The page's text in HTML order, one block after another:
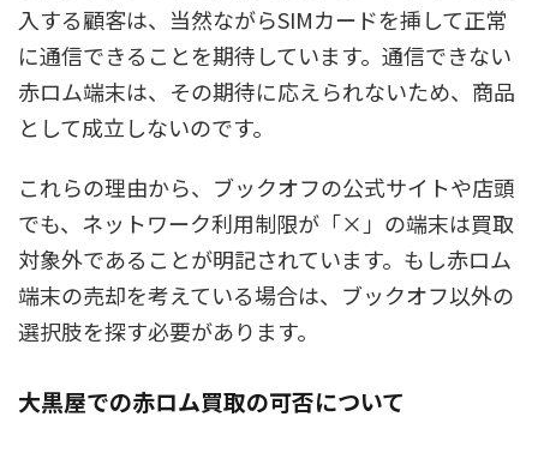
入する顧客は、当然ながらSIMカードを挿して正常
に通信できることを期待しています。通信できない
赤ロム端末は、その期待に応えられないため、商品
として成立しないのです。
これらの理由から、ブックオフの公式サイトや店頭
でも、ネットワーク利用制限が「×」の端末は買取
対象外であることが明記されています。もし赤ロム
端末の売却を考えている場合は、ブックオフ以外の
選択肢を探す必要があります。
大黒屋での赤ロム買取の可否について